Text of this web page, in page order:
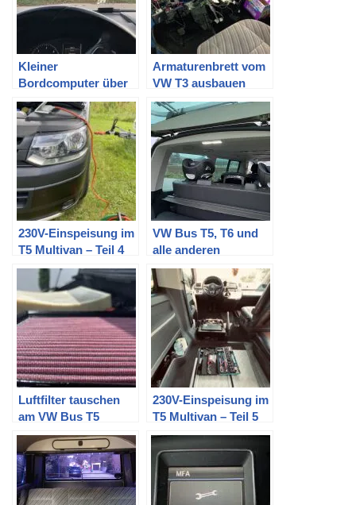
Kleiner
Bordcomputer über
die Frontscheibe:
HUD via OBD im VW
Bus T5 Multivan
nachrüsten
Armaturenbrett vom
VW T3 ausbauen
230V-Einspeisung im
T5 Multivan – Teil 4
(Fertigstellung CEE-
Dose im Motorraum)
VW Bus T5, T6 und
alle anderen
Fahrzeuge:
Kofferraumbeleuchtu
ng nachrüsten
Luftfilter tauschen
am VW Bus T5
(Sportluftfilter K&N)
230V-Einspeisung im
T5 Multivan – Teil 5
(Fertigstellung
Innenraum)